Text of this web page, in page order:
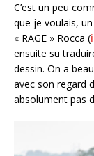
C’est un peu
que je voulais, un
« RAGE » Rocca (
ensuite su
dessin. On a
avec son regard
absolument pas